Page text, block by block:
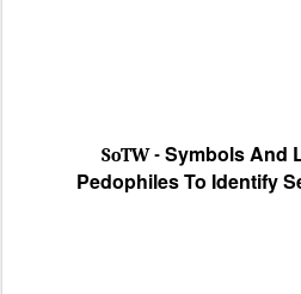
SoTW - Symbols And
Pedophiles To Identify